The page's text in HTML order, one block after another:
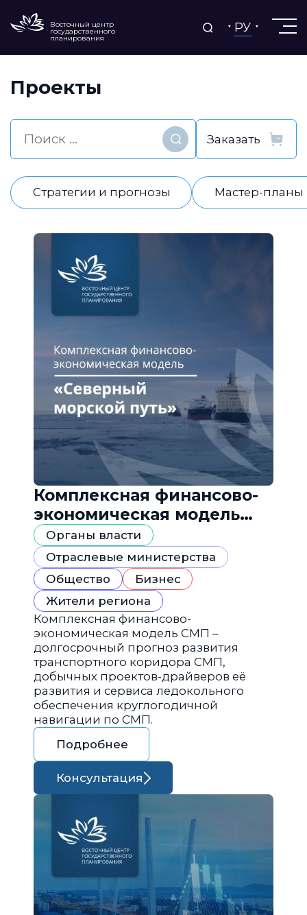
Восточный центр
государственного
планирования
РУ
Проекты
Найти
Стратегии и прогнозы Мастер-планы
Комплексная финансово-
экономическая модель
«Северный морской путь»
Органы власти
Отраслевые министерства
Общество
Бизнес
Жители региона
Комплексная финансово-
экономическая модель СМП –
долгосрочный прогноз развития
транспортного коридора СМП,
добычных проектов-драйверов её
развития и сервиса ледокольного
обеспечения круглогодичной
навигации по СМП.
Подробнее
Консультация